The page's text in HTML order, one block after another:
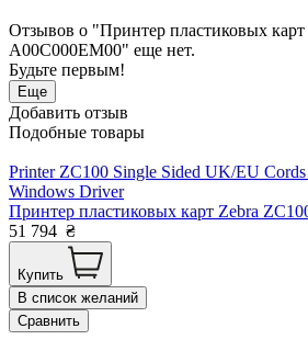
Отзывов о "Принтер пластиковых
A00C000EM00" еще нет.
Будьте первым!
Еще
Добавить отзыв
Подобные товары
Printer ZC100 Single Sided UK/EU
Windows Driver
Принтер пластиковых карт Zebra
51 794 ₴
Купить
В список желаний
Сравнить